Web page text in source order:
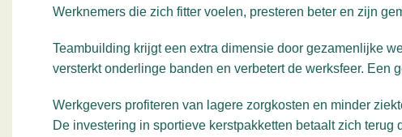
Werknemers die zich fitter voelen, presteren beter en zijn
Teambuilding krijgt een extra dimensie door gezamenlijke
versterkt onderlinge banden en verbetert de werksfeer.
Werkgevers profiteren van lagere zorgkosten en minder
De investering in sportieve kerstpakketten betaalt zich